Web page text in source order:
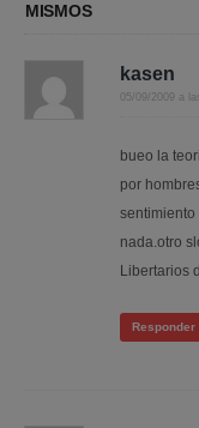
MISMOS
kasen
05/09/2009 a
bueo la
por
nada.otro
Libertarios
Responder